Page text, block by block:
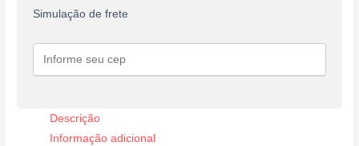
Simulação de frete
Descrição
Informação adicional